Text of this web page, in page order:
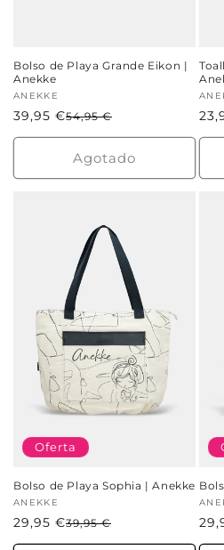
Bolso de Playa Grande Eikon |
Anekke
Proveedor:
ANEKKE
habitual
54,95 €
de
oferta
39,95 €
Agotado
Oferta
Bolso de Playa Sophia | Anekke
Proveedor:
ANEKKE
habitual
39,95 €
de
29,95 €